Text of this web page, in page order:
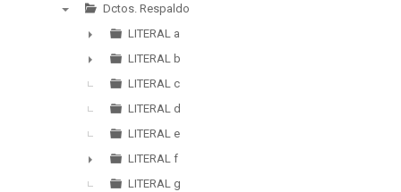
Dctos. Respaldo
►
LITERAL a
►
LITERAL b
LITERAL c
LITERAL d
LITERAL e
►
LITERAL f
LITERAL g